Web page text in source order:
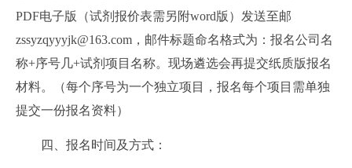
PDF电子版（试剂报价表需另附word版）发送至邮
zssyzqyyyjk@163.com，邮件标题命名格式为：报名公司名
称+序号几+试剂项目名称。现场遴选会再提交纸质版报名
材料。（每个序号为一个独立项目，报名每个项目需单独
提交一份报名资料）
四、报名时间及方式：